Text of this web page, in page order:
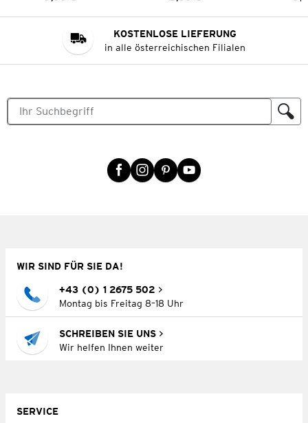
KOSTENLOSE LIEFERUNG
in alle österreichischen Filialen
WIR SIND FÜR SIE DA!
+43 (0) 1 2675 502
Montag bis Freitag 8–18 Uhr
SCHREIBEN SIE UNS
Wir helfen Ihnen weiter
SERVICE